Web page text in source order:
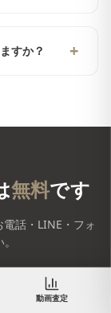
すか？ +
無料です
話・LINE・フォ
動画査定